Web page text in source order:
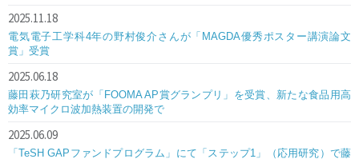
2025.11.18
電気電子工学科4年の野村俊介さんが「MAGDA優秀ポスター講演論文
賞」受賞
2025.06.18
藤田萩乃研究室が「FOOMA AP賞グランプリ」を受賞、新たな食品用高
効率マイクロ波加熱装置の開発で
2025.06.09
「TeSH GAPファンドプログラム」にて「ステップ1」（応用研究）で藤